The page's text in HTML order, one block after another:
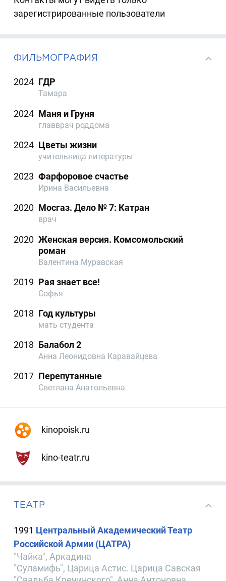
зарегистрированные пользователи
ФИЛЬМОГРАФИЯ
2024 ГДР
Тамара
2024 Маня и Груня
главврач роддома
2024 Цветы жизни
учительница литературы
2023 Фарфоровое счастье
Ирина Васильевна
2020 Мосгаз. Дело № 7: Катран
врач
2020 Женская версия. Комсомольский
роман
Валентина Муравская
2019 Рая знает все!
Софья
2018 Год культуры
мать студента
2018 Балабол 2
Анна Леонидовна Каравайцева
2017 Перепутанные
Светлана Анатольевна
kinopoisk.ru
kino-teatr.ru
ТЕАТР
1991 Центральный Академический Театр
Российской Армии (ЦАТРА)
"Чайка", Аркадина
"Суламифь", Царица Астис. Царица Савская